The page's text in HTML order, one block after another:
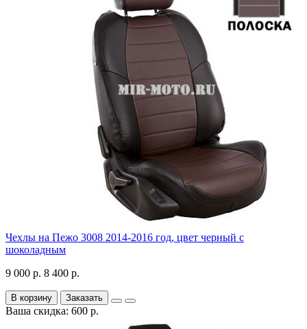
Чехлы на Пежо 3008 2014-2016 год, цвет черный с
шоколадным
9 000 р. 8 400 р.
В корзину Заказать
Ваша скидка: 600 р.